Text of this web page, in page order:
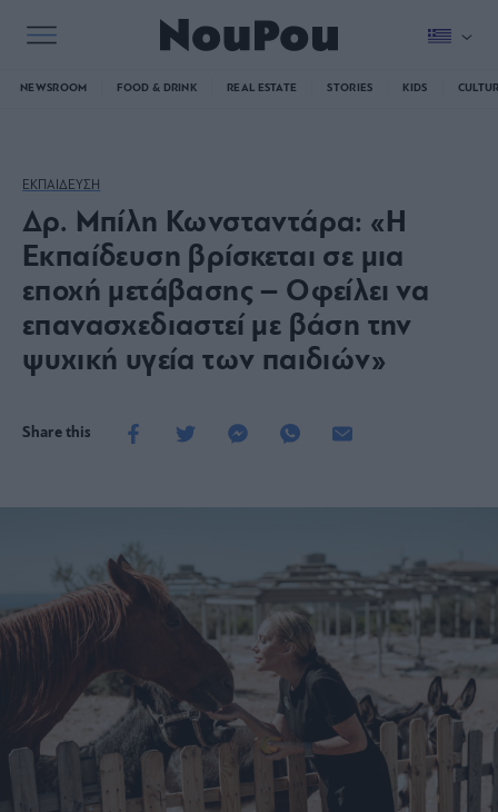
NEWSROOM FOOD & DRINK REAL ESTATE STORIES KIDS
ΕΚΠΑΙΔΕΥΣΗ
Δρ. Μπίλη Κωνσταντάρα: «Η
Εκπαίδευση βρίσκεται σε μια
εποχή μετάβασης – Οφείλει να
επανασχεδιαστεί με βάση την
ψυχική υγεία των παιδιών»
Share this